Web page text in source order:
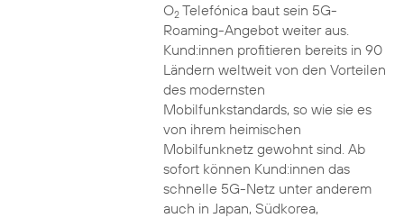
O2Telefónica baut sein 5G-
Roaming-Angebot weiter aus.
Kund:innen profitieren bereits in 90
Ländern weltweit von den Vorteilen
des modernsten
Mobilfunkstandards, so wie sie es
von ihrem heimischen
Mobilfunknetz gewohnt sind. Ab
sofort können Kund:innen das
schnelle 5G-Netz unter anderem
auch in Japan, Südkorea,